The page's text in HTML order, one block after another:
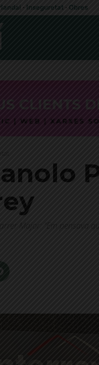
· Inseguretat · Obres
Major: "Em pensava